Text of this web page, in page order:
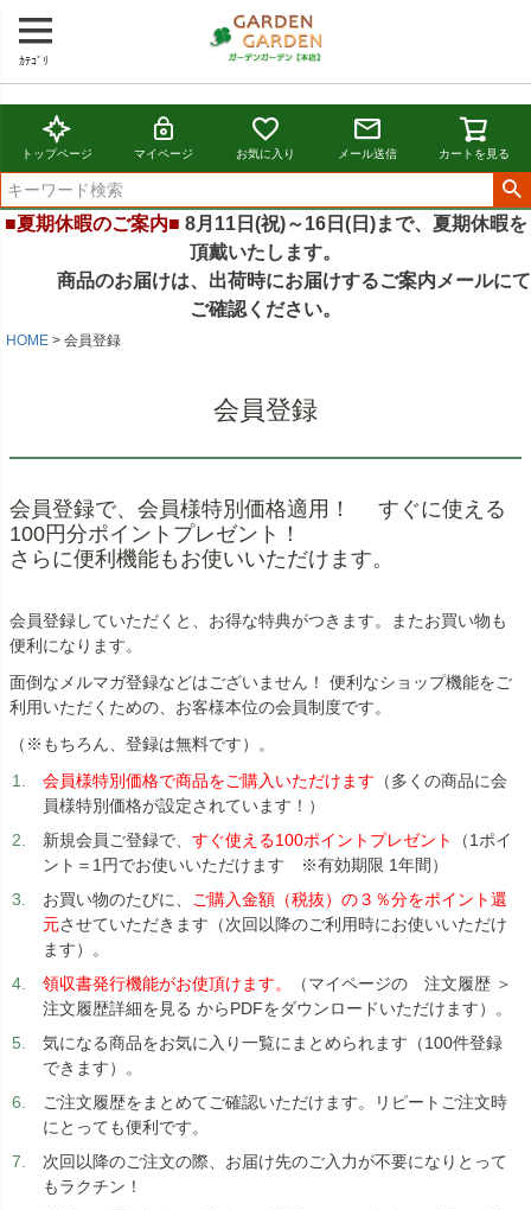
ｶﾃｺﾞﾘ
トップページ マイページ お気に入り メール送信 カートを見る
■夏期休暇のご案内■ 8月11日(祝)～16日(日)まで、夏期休暇を
頂戴いたします。
商品のお届けは、出荷時にお届けするご案内メールにて
ご確認ください。
HOME 会員登録
会員登録
会員登録で、会員様特別価格適用！ すぐに使える
100円分ポイントプレゼント！
さらに便利機能もお使いいただけます。
会員登録していただくと、お得な特典がつきます。またお買い物も
便利になります。
面倒なメルマガ登録などはございません！ 便利なショップ機能をご
利用いただくための、お客様本位の会員制度です。
（※もちろん、登録は無料です）。
会員様特別価格で商品をご購入いただけます （多くの商品に会
員様特別価格が設定されています！）
新規会員ご登録で、 すぐ使える100ポイントプレゼント
（1ポイ
ント＝1円でお使いいただけます ※有効期限 1年間）
お買い物のたびに、 ご購入金額（税抜）の３％分をポイント還
元させていただきます（次回以降のご利用時にお使いいただけ
ます）。
領収書発行機能がお使頂けます。
（マイページの 注文履歴 ＞
注文履歴詳細を見る からPDFをダウンロードいただけます）。
気になる商品をお気に入り一覧にまとめられます（100件登録
できます）。
ご注文履歴をまとめてご確認いただけます。リピートご注文時
にとっても便利です。
次回以降のご注文の際、お届け先のご入力が不要になりとって
もラクチン！